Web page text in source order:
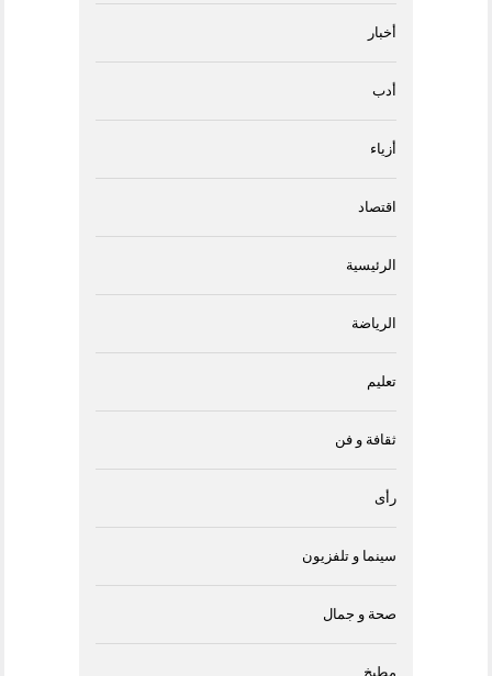
أخبار
أدب
أزياء
اقتصاد
الرئيسية
الرياضة
تعليم
ثقافة و فن
رأى
سينما و تلفزيون
صحة و جمال
مطبخ